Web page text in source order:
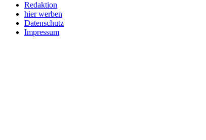
Redaktion
hier werben
Datenschutz
Impressum